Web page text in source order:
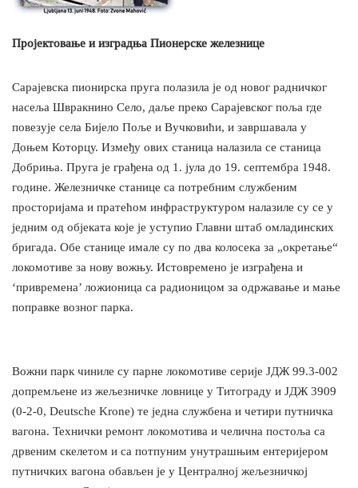
Пројектовање и изградња Пионерске железнице
Сарајевска пионирска пруга полазила је од новог радничког
насеља Шврaкнино Село, даље преко Сарајевског поља где
повезује села Бијело Поље и Вучковићи, и завршавала у
Доњем Которцу. Између ових станица налазила се станица
Добриња. Пруга је грађена од 1. јула до 19. септембра 1948.
године. Железничке станице са потребним службеним
просторијама и пратећом инфраструктуром налазиле су се у
једним од објеката које је уступио Главни штаб омладинских
бригада. Обе станице имале су по два колосека за „окретање“
локомотиве за нову вожњу. Истовремено је изграђена и
‘привремена’ ложионица са радионицом за одржавање и мање
поправке возног парка.
Вожни парк чиниле су парне локомотиве серије ЈДЖ 99.3-002
допремљене из жељезничке ловнице у Титограду и ЈДЖ 3909
(0-2-0, Deutsche Krone) те једна службена и четири путничка
вагона. Технички ремонт локомотива и челична постоља са
дрвеним скелетом и са потпуним унутрашњим ентеријером
путничких вагона обављен је у Централној жељезничкој